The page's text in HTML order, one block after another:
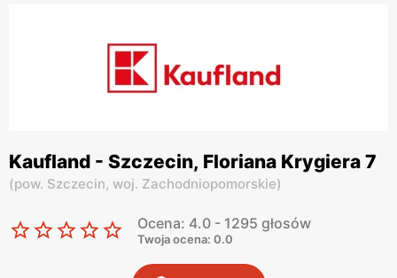
Kaufland - Szczecin, Floriana Krygiera 7
(pow. Szczecin, woj. Zachodniopomorskie)
Ocena: 4.0 - 1295 głosów
Twoja ocena: 0.0